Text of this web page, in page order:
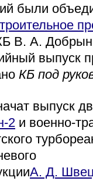
были
В. А.
выпуск
КБ под
выпуск
2 и военно-
А. Д.